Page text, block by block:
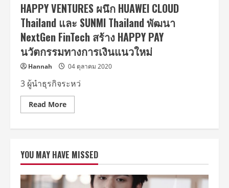
HAPPY VENTURES ผนึก HUAWEI CLOUD
Thailand และ SUNMI Thailand พัฒนา
NextGen FinTech สร้าง HAPPY PAY
นวัตกรรมทางการเงินแนวใหม่
Hannah 04 ตุลาคม 2020
3 ผู้นำธุรกิจระหว่
Read MoreRead
more
CLOUD
Thailand
และ
SUNMI
Thailand
YOU MAY HAVE MISSED